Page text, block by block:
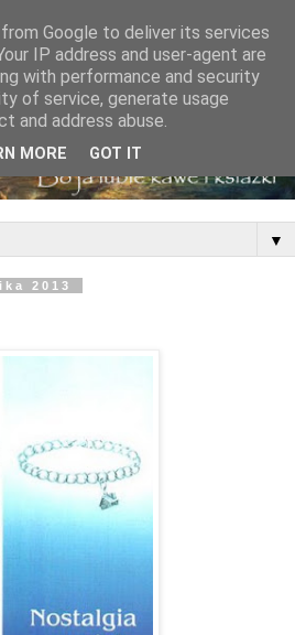
▼
2013
Google to deliver its services
IP address and user-agent are
with performance and security
of service, generate usage
and address abuse.
MORE GOT IT